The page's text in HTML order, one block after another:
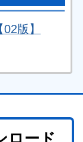
版】
ロード